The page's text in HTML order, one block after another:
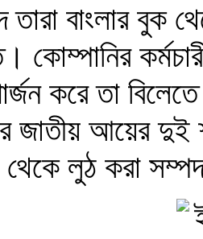
তারা বাংলার বুক
কোম্পানির
করে তা
জাতীয় আয়ের
থেকে লুঠ করা